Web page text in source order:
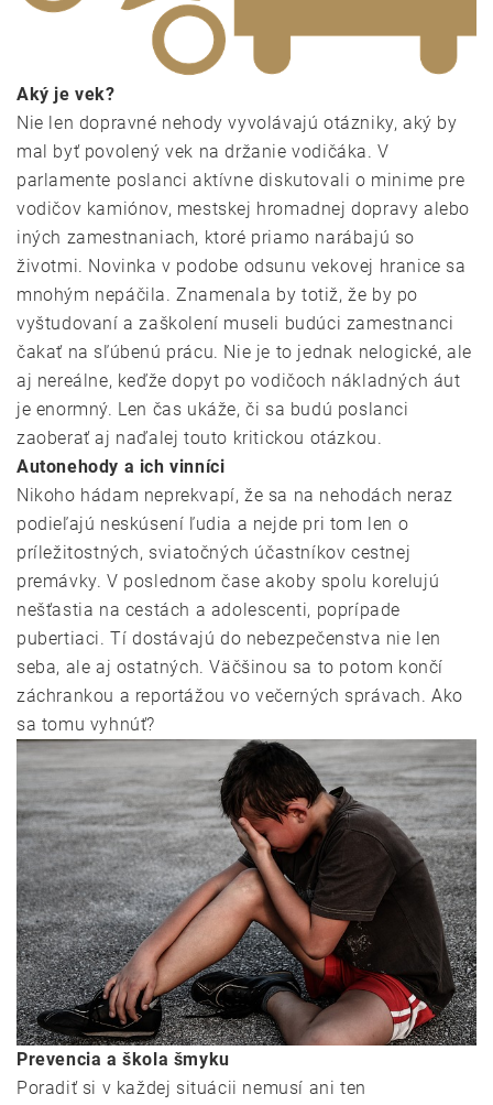
Aký je vek?
Nie len dopravné nehody vyvolávajú otázniky, aký by
mal byť povolený vek na držanie vodičáka. V
parlamente poslanci aktívne diskutovali o minime pre
vodičov kamiónov, mestskej hromadnej dopravy alebo
iných zamestnaniach, ktoré priamo narábajú so
životmi. Novinka v podobe odsunu vekovej hranice sa
mnohým nepáčila. Znamenala by totiž, že by po
vyštudovaní a zaškolení museli budúci zamestnanci
čakať na sľúbenú prácu. Nie je to jednak nelogické, ale
aj nereálne, keďže dopyt po vodičoch nákladných áut
je enormný. Len čas ukáže, či sa budú poslanci
zaoberať aj naďalej touto kritickou otázkou.
Autonehody a ich vinníci
Nikoho hádam neprekvapí, že sa na nehodách neraz
podieľajú neskúsení ľudia a nejde pri tom len o
príležitostných, sviatočných účastníkov cestnej
premávky. V poslednom čase akoby spolu korelujú
nešťastia na cestách a adolescenti, poprípade
pubertiaci. Tí dostávajú do nebezpečenstva nie len
seba, ale aj ostatných. Väčšinou sa to potom končí
záchrankou a reportážou vo večerných správach. Ako
sa tomu vyhnúť?
Prevencia a škola šmyku
Poradiť si v každej situácii nemusí ani ten